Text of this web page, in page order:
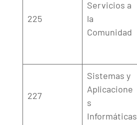
225
Servicios a
la
Comunidad
227
Sistemas y
Aplicacione
s
Informáticas